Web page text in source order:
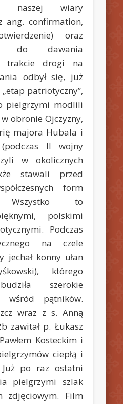
naszej wiary
ang. confirmation,
oraz
do dawania
trakcie drogi na
odbył się, już
patriotyczny”,
pielgrzymi modlili
obronie Ojczyzny,
majora Hubala i
II wojny
w okolicznych
stawali przed
form
Wszystko to
polskimi
Podczas
na czele
konny ułan
którego
szerokie
wśród pątników.
wraz z s. Anną
zawitał p. Łukasz
Kosteckim i
ciepłą i
Już po raz ostatni
pielgrzymi szlak
zdjęciowym. Film